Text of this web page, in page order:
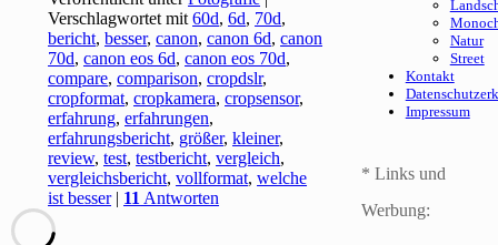
Verschlagwortet mit 60d,6d, 70d,
bericht,besser,canon,canon 6d,canon
70d,canon eos 6d,canon eos 70d,
compare,comparison,cropdslr,
cropformat,cropkamera,cropsensor,
erfahrung,erfahrungen,
erfahrungsbericht, größer,kleiner,
review,test,testbericht,vergleich,
vergleichsbericht,vollformat,welche
ist besser | 11 Antworten
Natur
Street
Kontakt
Impressum
* Links und
Werbung: